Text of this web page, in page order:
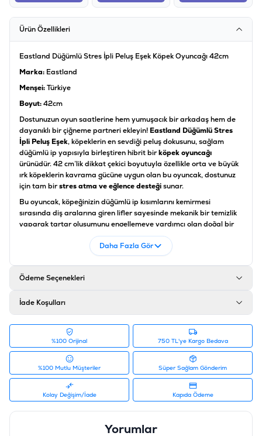
Ürün Özellikleri
Eastland Düğümlü Stres İpli Peluş Eşek Köpek Oyuncağı 42cm
Marka: Eastland
Menşei:Türkiye
Boyut:42cm
Dostunuzun oyun saatlerine hem yumuşacık bir arkadaş hem de
dayanıklı bir çiğneme partneri ekleyin! Eastland Düğümlü Stres
İpli Peluş Eşek, köpeklerin en sevdiği peluş dokusunu, sağlam
düğümlü ip yapısıyla birleştiren hibrit birköpek oyuncağı
ürünüdür. 42 cm’lik dikkat çekici boyutuyla özellikle orta ve büyük
ırk köpeklerin kavrama gücüne uygun olan bu oyuncak, dostunuz
için tam birstres atma ve eğlence desteğisunar.
Bu oyuncak, köpeğinizin düğümlü ip kısımlarını kemirmesi
sırasında diş aralarına giren lifler sayesinde mekanik bir temizlik
yaparak tartar oluşumunu engellemeye yardımcı olan doğal bir
sağlar. Sevimli eşek figürünün sunduğu
yumuşak peluş doku, oyun aralarında dostunuza konforlu bir
sarılma ve uyku arkadaşırolü üstlenir.Eastland ipli peluş
gideren, enerjiyi sağlıklı bir şekilde boşaltmaya yardımcı olan ve
biridir.
Ürün Özellikleri
Özellik Açıklama
Ürün Tipi Düğümlü Stres İpli Peluş Oyuncak
Malzeme Yumuşak Peluş Kumaş ve Dayanıklı Pamuk İp
Daha Fazla Gör
Ödeme Seçenekleri
İade Koşulları
%100 Orijinal 750 TL'ye Kargo Bedava
%100 Mutlu Müşteriler Süper Sağlam Gönderim
Kolay Değişim/İade Kapıda Ödeme
Yorumlar